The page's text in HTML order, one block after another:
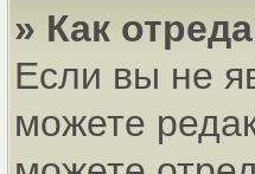
» Как
Если вы не
можете